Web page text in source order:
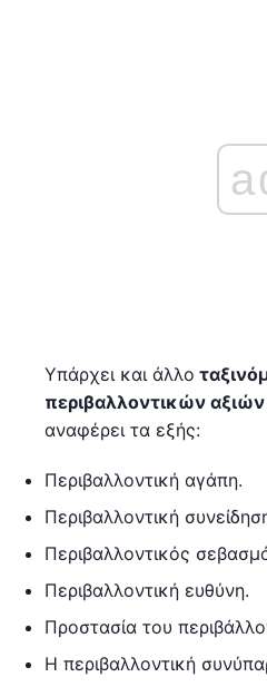
Υπάρχει και άλλο
περιβαλλοντικών αξιών
αναφέρει τα εξής:
Περιβαλλοντική αγάπη.
Περιβαλλοντική
Περιβαλλοντικός
Περιβαλλοντική ευθύνη.
Προστασία του
Η περιβαλλοντική